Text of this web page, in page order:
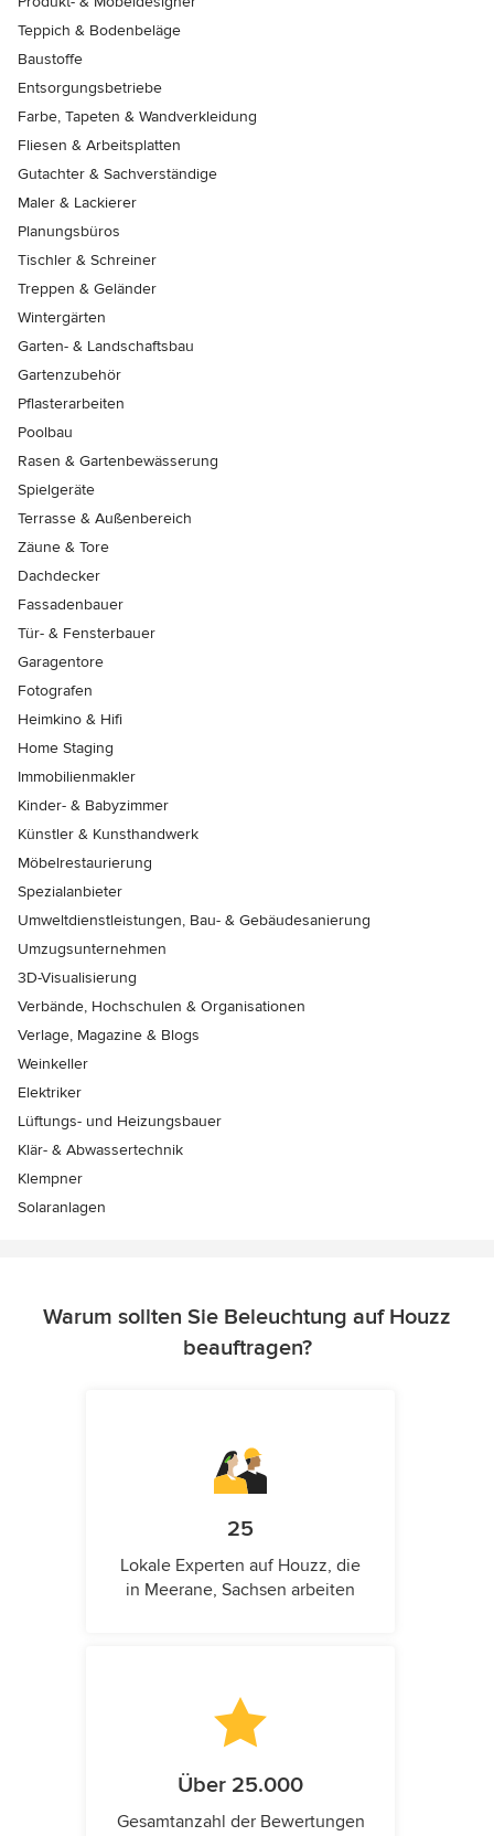
Teppich & Bodenbeläge
Baustoffe
Entsorgungsbetriebe
Farbe, Tapeten & Wandverkleidung
Fliesen & Arbeitsplatten
Gutachter & Sachverständige
Maler & Lackierer
Planungsbüros
Tischler & Schreiner
Treppen & Geländer
Wintergärten
Garten- & Landschaftsbau
Gartenzubehör
Pflasterarbeiten
Poolbau
Rasen & Gartenbewässerung
Spielgeräte
Terrasse & Außenbereich
Zäune & Tore
Dachdecker
Fassadenbauer
Tür- & Fensterbauer
Garagentore
Fotografen
Heimkino & Hifi
Home Staging
Immobilienmakler
Kinder- & Babyzimmer
Künstler & Kunsthandwerk
Möbelrestaurierung
Spezialanbieter
Umweltdienstleistungen, Bau- & Gebäudesanierung
Umzugsunternehmen
3D-Visualisierung
Verbände, Hochschulen & Organisationen
Verlage, Magazine & Blogs
Weinkeller
Elektriker
Lüftungs- und Heizungsbauer
Klär- & Abwassertechnik
Klempner
Solaranlagen
Warum sollten Sie Beleuchtung auf Houzz
beauftragen?
25
Lokale Experten auf Houzz, die
in Meerane, Sachsen arbeiten
Über 25.000
Gesamtanzahl der Bewertungen